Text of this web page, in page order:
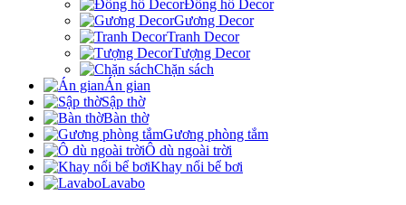
Đồng hồ Decor
Gương Decor
Tranh Decor
Tượng Decor
Chặn sách
Án gian
Sập thờ
Bàn thờ
Gương phòng tắm
Ô dù ngoài trời
Khay nổi bể bơi
Lavabo